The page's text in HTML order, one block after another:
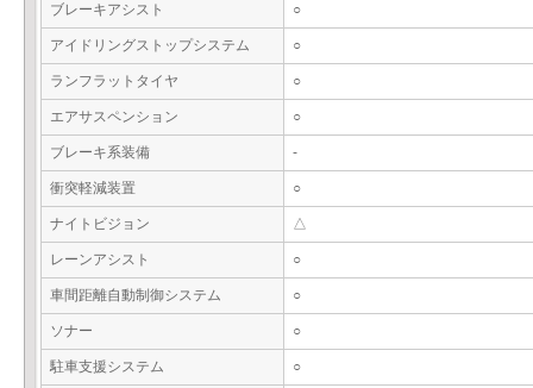
ブレーキアシスト ○
アイドリングストップシステム ○
ランフラットタイヤ ○
エアサスペンション ○
ブレーキ系装備 -
衝突軽減装置 ○
ナイトビジョン △
レーンアシスト ○
車間距離自動制御システム ○
ソナー ○
駐車支援システム ○